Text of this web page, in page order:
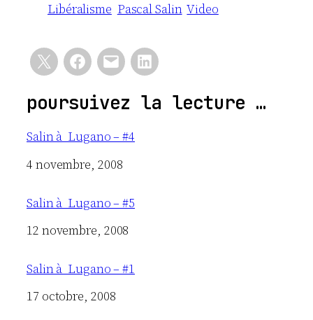
Libéralisme Pascal Salin Video
poursuivez la lecture …
Salin à Lugano – #4
Date
4 novembre, 2008
Salin à Lugano – #5
Date
12 novembre, 2008
Salin à Lugano – #1
Date
17 octobre, 2008